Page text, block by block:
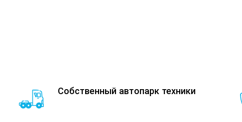
Собственный автопарк техники